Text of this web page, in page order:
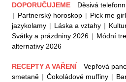
DOPORUČUJEME Děsivá
| Partnerský horoskop | Pick me girl
jazykolamy | Láska a vztahy |
Svátky a prázdniny 2026 | Módní
alternativy 2026
RECEPTY A VAŘENÍ Vepřová
smetaně | Čokoládové muffiny |